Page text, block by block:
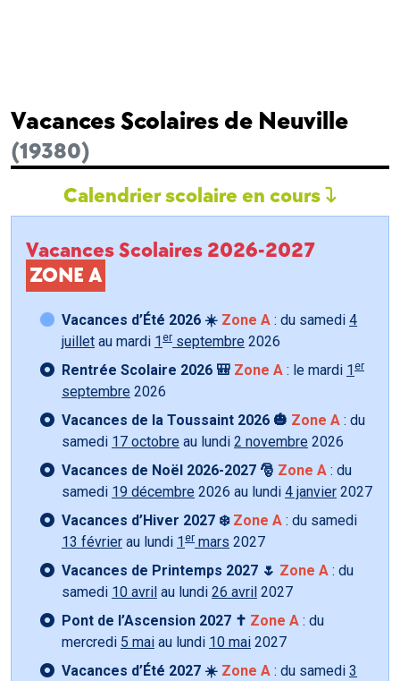
Vacances Scolaires de Neuville
(19380)
Calendrier scolaire en cours
Vacances Scolaires 2026-2027
ZONE A
Vacances d’Été 2026 ☀️ Zone A : du samedi 4
juillet au mardi 1 er septembre 2026
Rentrée Scolaire 2026 🎒 Zone A : le mardi 1 er
septembre 2026
Vacances de la Toussaint 2026 🎃 Zone A : du
samedi 17 octobre au lundi 2 novembre 2026
Vacances de Noël 2026-2027 🎅 Zone A : du
samedi 19 décembre 2026 au lundi 4 janvier 2027
Vacances d’Hiver 2027 ❄️ Zone A : du samedi
13 février au lundi 1 er mars 2027
Vacances de Printemps 2027 🌷 Zone A : du
samedi 10 avril au lundi 26 avril 2027
Pont de l’Ascension 2027 ✝️ Zone A : du
mercredi 5 mai au lundi 10 mai 2027
Vacances d’Été 2027 ☀️ Zone A : du samedi 3